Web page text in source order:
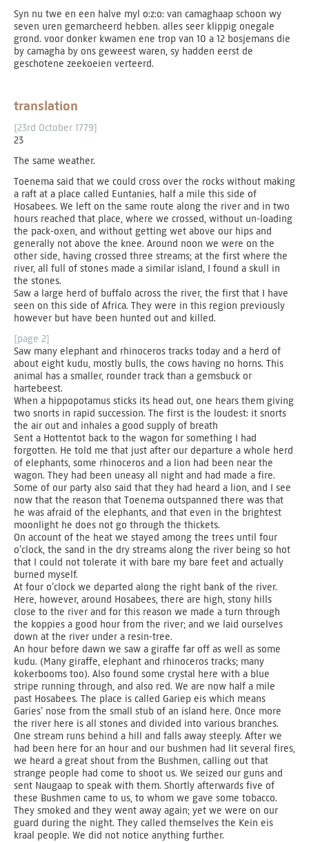
Syn nu twe en een halve myl o:z:o: van camaghaap schoon wy
seven uren gemarcheerd hebben. alles seer klippig onegale
grond. voor donker kwamen ene trop van 10 a 12 bosjemans die
by camagha by ons geweest waren, sy hadden eerst de
geschotene zeekoeien verteerd.
translation
[23rd October 1779]
23
The same weather.
Toenema said that we could cross over the rocks without making
a raft at a place called Euntanies, half a mile this side of
Hosabees. We left on the same route along the river and in two
hours reached that place, where we crossed, without un-loading
the pack-oxen, and without getting wet above our hips and
generally not above the knee. Around noon we were on the
other side, having crossed three streams; at the first where the
river, all full of stones made a similar island, I found a skull in
the stones.
Saw a large herd of buffalo across the river, the first that I have
seen on this side of Africa. They were in this region previously
however but have been hunted out and killed.
[page 2]
Saw many elephant and rhinoceros tracks today and a herd of
about eight kudu, mostly bulls, the cows having no horns. This
animal has a smaller, rounder track than a gemsbuck or
hartebeest.
When a hippopotamus sticks its head out, one hears them giving
two snorts in rapid succession. The first is the loudest: it snorts
the air out and inhales a good supply of breath
Sent a Hottentot back to the wagon for something I had
forgotten. He told me that just after our departure a whole herd
of elephants, some rhinoceros and a lion had been near the
wagon. They had been uneasy all night and had made a fire.
Some of our party also said that they had heard a lion, and I see
now that the reason that Toenema outspanned there was that
he was afraid of the elephants, and that even in the brightest
moonlight he does not go through the thickets.
On account of the heat we stayed among the trees until four
o’clock, the sand in the dry streams along the river being so hot
that I could not tolerate it with bare my bare feet and actually
burned myself.
At four o’clock we departed along the right bank of the river.
Here, however, around Hosabees, there are high, stony hills
close to the river and for this reason we made a turn through
the koppies a good hour from the river; and we laid ourselves
down at the river under a resin-tree.
An hour before dawn we saw a giraffe far off as well as some
kudu. (Many giraffe, elephant and rhinoceros tracks; many
kokerbooms too). Also found some crystal here with a blue
stripe running through, and also red. We are now half a mile
past Hosabees. The place is called Gariep eis which means
Garies’ nose from the small stub of an island here. Once more
the river here is all stones and divided into various branches.
One stream runs behind a hill and falls away steeply. After we
had been here for an hour and our bushmen had lit several fires,
we heard a great shout from the Bushmen, calling out that
strange people had come to shoot us. We seized our guns and
sent Naugaap to speak with them. Shortly afterwards five of
these Bushmen came to us, to whom we gave some tobacco.
They smoked and they went away again; yet we were on our
guard during the night. They called themselves the Kein eis
kraal people. We did not notice anything further.